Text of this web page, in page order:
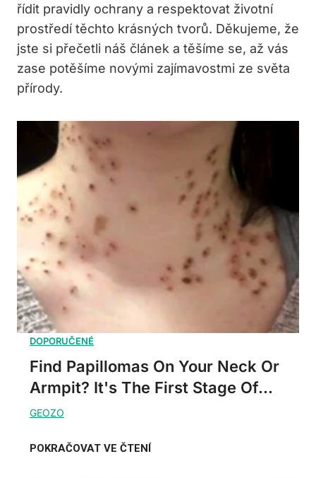
řídit pravidly ochrany a respektovat životní
prostředí těchto krásných tvorů. Děkujeme, že
jste si přečetli náš článek a těšíme se, až vás
zase potěšíme novými zajímavostmi ze světa
přírody.
Find Papillomas On Your Neck Or
Armpit? It's The First Stage Of...